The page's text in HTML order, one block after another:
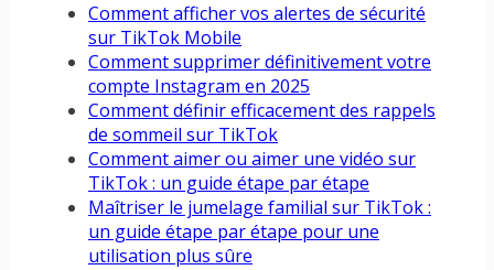
Comment afficher vos alertes de sécurité
sur TikTok Mobile
Comment supprimer définitivement votre
compte Instagram en 2025
Comment définir efficacement des rappels
de sommeil sur TikTok
Comment aimer ou aimer une vidéo sur
TikTok : un guide étape par étape
Maîtriser le jumelage familial sur TikTok :
un guide étape par étape pour une
utilisation plus sûre